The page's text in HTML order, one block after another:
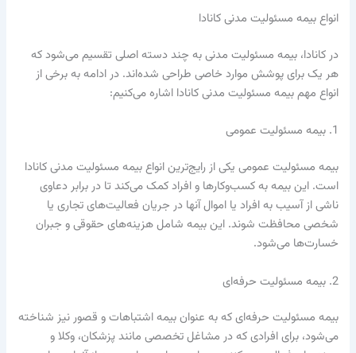
انواع بیمه مسئولیت مدنی کانادا
در کانادا، بیمه مسئولیت مدنی به چند دسته اصلی تقسیم می‌شود که
هر یک برای پوشش موارد خاصی طراحی شده‌اند. در ادامه به برخی از
انواع مهم بیمه مسئولیت مدنی کانادا اشاره می‌کنیم:
1. بیمه مسئولیت عمومی
بیمه مسئولیت عمومی یکی از رایج‌ترین انواع بیمه مسئولیت مدنی کانادا
است. این بیمه به کسب‌وکارها و افراد کمک می‌کند تا در برابر دعاوی
ناشی از آسیب به افراد یا اموال آنها در جریان فعالیت‌های تجاری یا
شخصی محافظت شوند. این بیمه شامل هزینه‌های حقوقی و جبران
خسارت‌ها می‌شود.
2. بیمه مسئولیت حرفه‌ای
بیمه مسئولیت حرفه‌ای که به عنوان بیمه اشتباهات و قصور نیز شناخته
می‌شود، برای افرادی که در مشاغل تخصصی مانند پزشکان، وکلا و